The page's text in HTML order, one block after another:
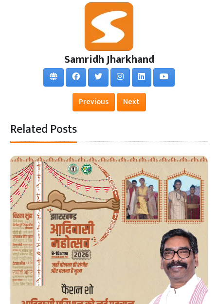
Samridh Jharkhand
Previous Next
Related Posts